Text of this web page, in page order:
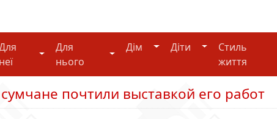
неї
Для неї
Для
нього
Для нього
Дім Дім Діти ДітиСтиль
життя
почтили выставкой его работ